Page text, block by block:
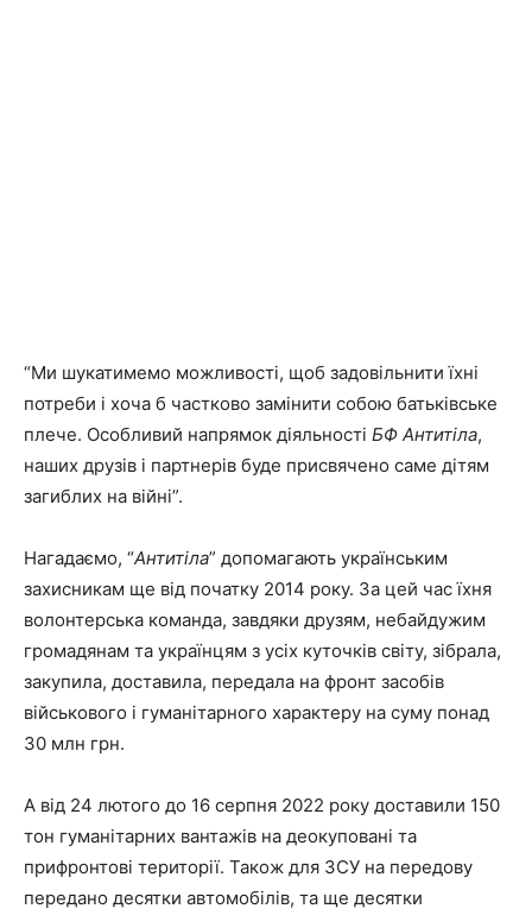
“Ми шукатимемо можливості, щоб задовільнити їхні
потреби і хоча б частково замінити собою батьківське
плече. Особливий напрямок діяльності БФ Антитіла,
наших друзів і партнерів буде присвячено саме дітям
загиблих на війні”.
Нагадаємо, “Антитіла” допомагають українським
захисникам ще від початку 2014 року. За цей час їхня
волонтерська команда, завдяки друзям, небайдужим
громадянам та українцям з усіх куточків світу, зібрала,
закупила, доставила, передала на фронт засобів
військового і гуманітарного характеру на суму понад
30 млн грн.
А від 24 лютого до 16 серпня 2022 року доставили 150
тон гуманітарних вантажів на деокуповані та
прифронтові території. Також для ЗСУ на передову
передано десятки автомобілів, та ще десятки